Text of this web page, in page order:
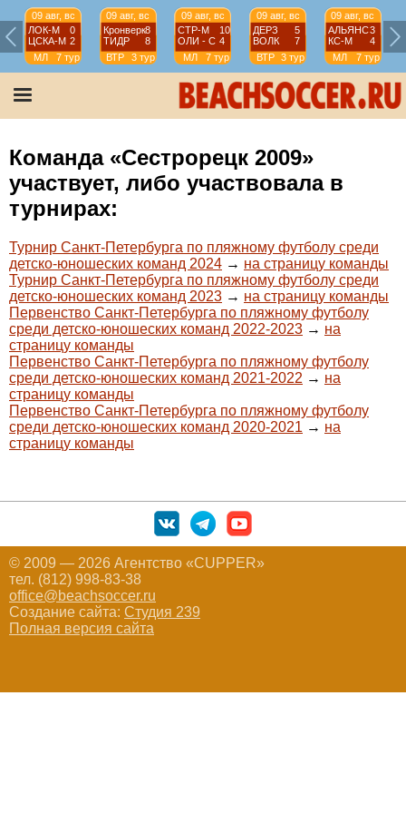
09 авг, вс
ЛОК-М
0
ЦСКА-М 2
МЛ
7 тур
09 авг, вс
Кронверк8
ТИДР
8
ВТР
3 тур
09 авг, вс
СТР-М
10
ОЛИ - С 4
МЛ
7 тур
09 авг, вс
ДЕРЗ
5
ВОЛК
7
ВТР
3 тур
09 авг, вс
АЛЬЯНС3
КС-М
4
МЛ
7 тур
Команда «Сестрорецк 2009»
участвует, либо участвовала в
турнирах:
Турнир Санкт-Петербурга по пляжному футболу среди
детско-юношеских команд 2024 → на страницу команды
Турнир Санкт-Петербурга по пляжному футболу среди
детско-юношеских команд 2023 → на страницу команды
Первенство Санкт-Петербурга по пляжному футболу
среди детско-юношеских команд 2022-2023 → на
страницу команды
Первенство Санкт-Петербурга по пляжному футболу
среди детско-юношеских команд 2021-2022 → на
страницу команды
Первенство Санкт-Петербурга по пляжному футболу
среди детско-юношеских команд 2020-2021 → на
страницу команды
© 2009 — 2026 Агентство «CUPPER»
тел. (812) 998-83-38
office@beachsoccer.ru
Создание сайта: Студия 239
Полная версия сайта